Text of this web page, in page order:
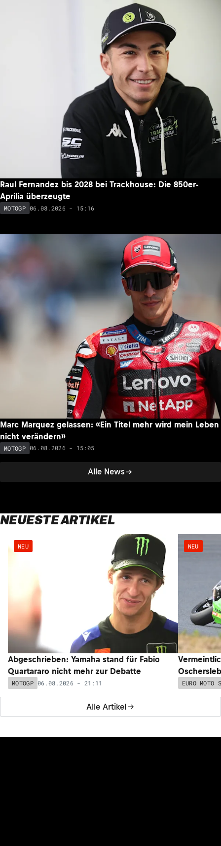
Alle News
Raul Fernandez bis 2028 bei Trackhouse: Die 850er-
Aprilia überzeugte
MOTOGP 06.08.2026 - 15:16
Marc Marquez gelassen: «Ein Titel mehr wird mein Leben
nicht verändern»
MOTOGP 06.08.2026 - 15:05
NEUESTE ARTIKEL
Alle Artikel
NEU
Abgeschrieben: Yamaha stand für Fabio
Quartararo nicht mehr zur Debatte
MOTOGP 06.08.2026 - 21:11
NEU
EURO MOTO